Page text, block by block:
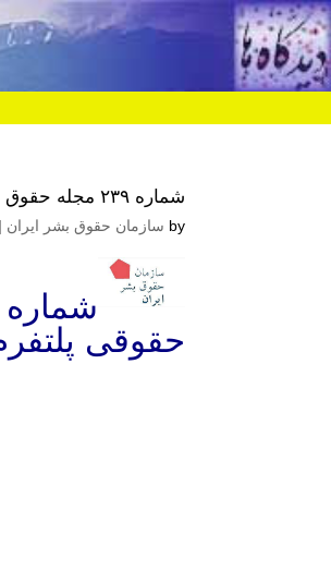
شماره ۲۳۹ مجله حقوق ما؛ فیلترینگ و مسئولیت حقوقی پلتفرم‌ها منتشر شد – پ.د.اف
by سازمان حقوق بشر ایران |
حقوقی